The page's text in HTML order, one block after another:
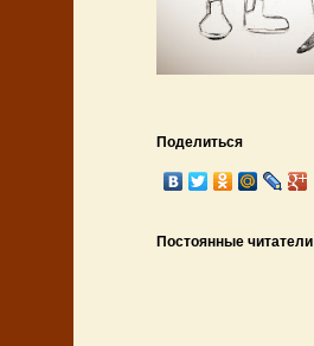
Поделиться
Постоянные читатели